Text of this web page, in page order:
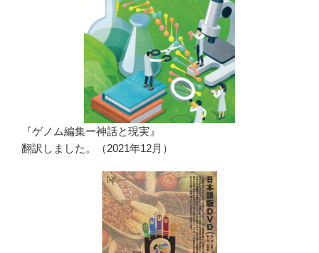
『ゲノム編集ー神話と現実』
翻訳しました。（2021年12月）